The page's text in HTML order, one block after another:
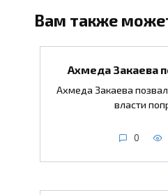
Вам также
Ахмеда Закаева
Ахмеда Закаева
власти
0